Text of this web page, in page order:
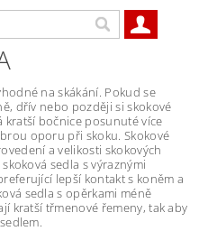
na skákání. Pokud se
dřív nebo později si skokové
kratší bočnice posunuté více
oporu při skoku. Skokové
a velikosti skokových
sedla s výraznými
lepší kontakt s koněm a
sedla s opěrkami méně
kratší třmenové řemeny, tak aby